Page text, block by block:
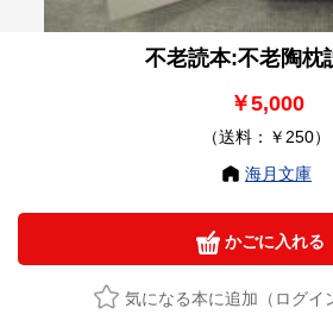
不老読本:不老陶枕
￥5,000
（送料：￥250）
海月文庫
かごに入れる
気になる本に追加（ログイ